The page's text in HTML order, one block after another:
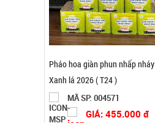
Pháo hoa giàn phun nhấp nháy
Xanh lá 2026 ( T24 )
MÃ SP: 004571
GIÁ: 455.000 đ